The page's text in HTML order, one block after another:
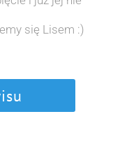
się Lisem :)